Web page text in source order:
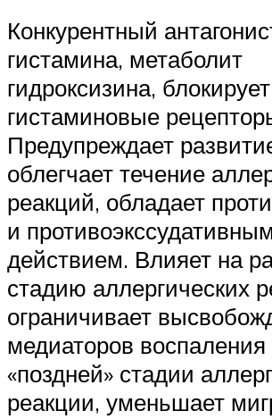
Конкурентный
гистамина, метаболит
гидроксизина,
гистаминовые
Предупреждает
облегчает течение
реакций, обладает
и противоэкссудативным
действием. Влияет на
стадию аллергических
ограничивает
медиаторов воспаления
«поздней» стадии
реакции, уменьшает